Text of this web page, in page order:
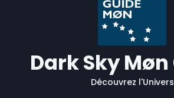
Dark Sky
Découvrez l'Univers